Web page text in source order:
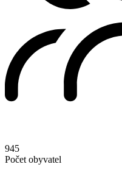
945
Počet obyvatel